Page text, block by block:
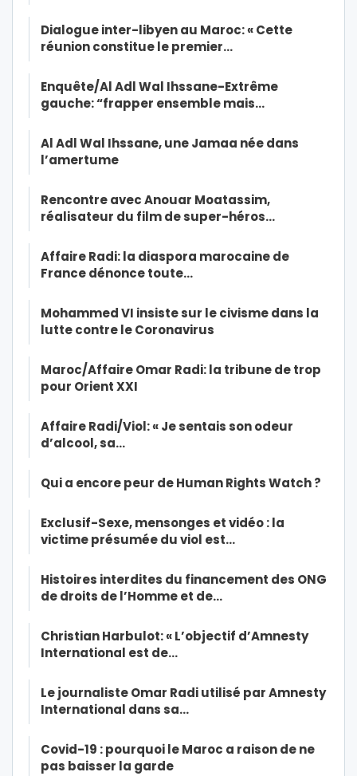
Dialogue inter-libyen au Maroc: « Cette
réunion constitue le premier…
Enquête/Al Adl Wal Ihssane-Extrême
gauche: “frapper ensemble mais…
Al Adl Wal Ihssane, une Jamaa née dans
l’amertume
Rencontre avec Anouar Moatassim,
réalisateur du film de super-héros…
Affaire Radi: la diaspora marocaine de
France dénonce toute…
Mohammed VI insiste sur le civisme dans la
lutte contre le Coronavirus
Maroc/Affaire Omar Radi: la tribune de trop
pour Orient XXI
Affaire Radi/Viol: « Je sentais son odeur
d’alcool, sa…
Qui a encore peur de Human Rights Watch ?
Exclusif-Sexe, mensonges et vidéo : la
victime présumée du viol est…
Histoires interdites du financement des ONG
de droits de l’Homme et de…
Christian Harbulot: « L’objectif d’Amnesty
International est de…
Le journaliste Omar Radi utilisé par Amnesty
International dans sa…
Covid-19 : pourquoi le Maroc a raison de ne
pas baisser la garde